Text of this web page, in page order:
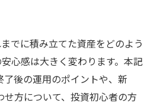
でに積み立てた資産をどのよう
心感は大きく変わります。本記
了後の運用のポイントや、新
せ方について、投資初心者の方